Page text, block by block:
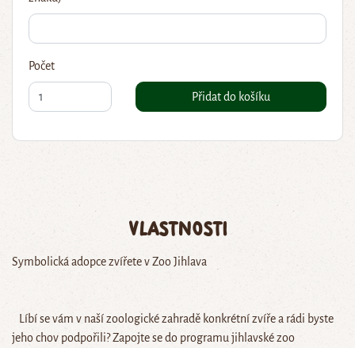
Počet
Přidat do košíku
Vlastnosti
Symbolická adopce zvířete v Zoo Jihlava
Líbí se vám v naší zoologické zahradě konkrétní zvíře a rádi byste
jeho chov podpořili? Zapojte se do programu jihlavské zoo